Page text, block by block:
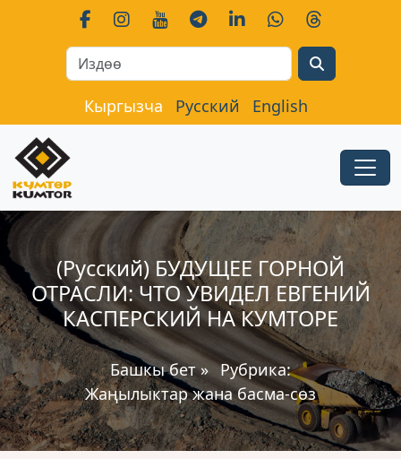
Кыргызча Русский English
(Русский) БУДУЩЕЕ ГОРНОЙ
ОТРАСЛИ: ЧТО УВИДЕЛ ЕВГЕНИЙ
КАСПЕРСКИЙ НА КУМТОРЕ
Башкы бет» Рубрика:
Жаңылыктар жана басма-сөз